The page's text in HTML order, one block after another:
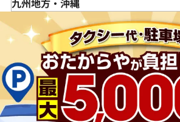
栃木県
群馬県
長野県
岐阜県
静岡県
愛知県
兵庫県
奈良県
和歌山県
広島県
山口県
愛媛県
九州地方・沖縄
佐賀県
長崎県
熊本県
大分県
宮崎県
鹿児島県